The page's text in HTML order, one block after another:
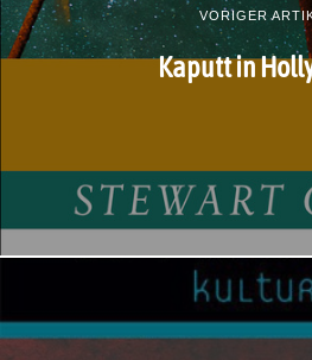
VORIGER
Kaputt in